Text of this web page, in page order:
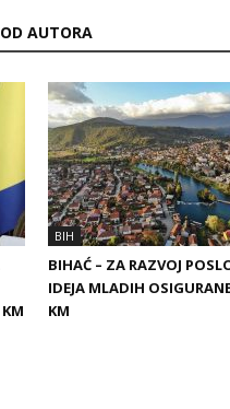
AUTORA
BIH
BIHAĆ – ZA RAZVOJ
IDEJA MLADIH
KM